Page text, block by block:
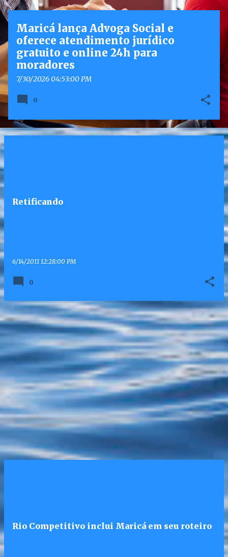
g
e
s
Maricá lança Advoga Social e
oferece atendimento jurídico
gratuito e online 24h para
moradores
7/30/2026 04:53:00 PM
0
Retificando
6/14/2011 12:28:00 PM
0
Rio Competitivo inclui Maricá em seu roteiro